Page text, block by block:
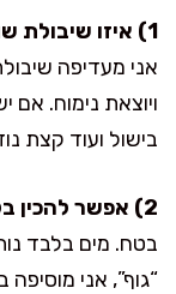
1) איזו שיבולת שועל הכי מתאימה לדייסה מלוחה?
אני מעדיפה
בישול ועוד קצת
2) אפשר להכין בלי חלב בכלל?
בטח. מים בלבד
“גוף”, אני